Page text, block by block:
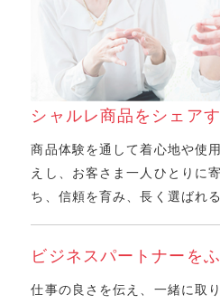
シャルレ商品をシェア
商品体験を通して着心地や使
えし、お客さま一人ひとりに
ち、信頼を育み、⾧く選ばれ
ビジネスパートナーを
仕事の良さを伝え、一緒に取